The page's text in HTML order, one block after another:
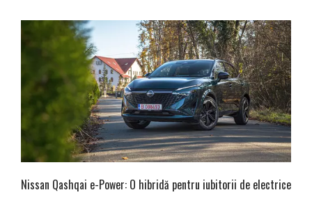
Nissan Qashqai e-Power: O hibridă pentru iubitorii de electrice